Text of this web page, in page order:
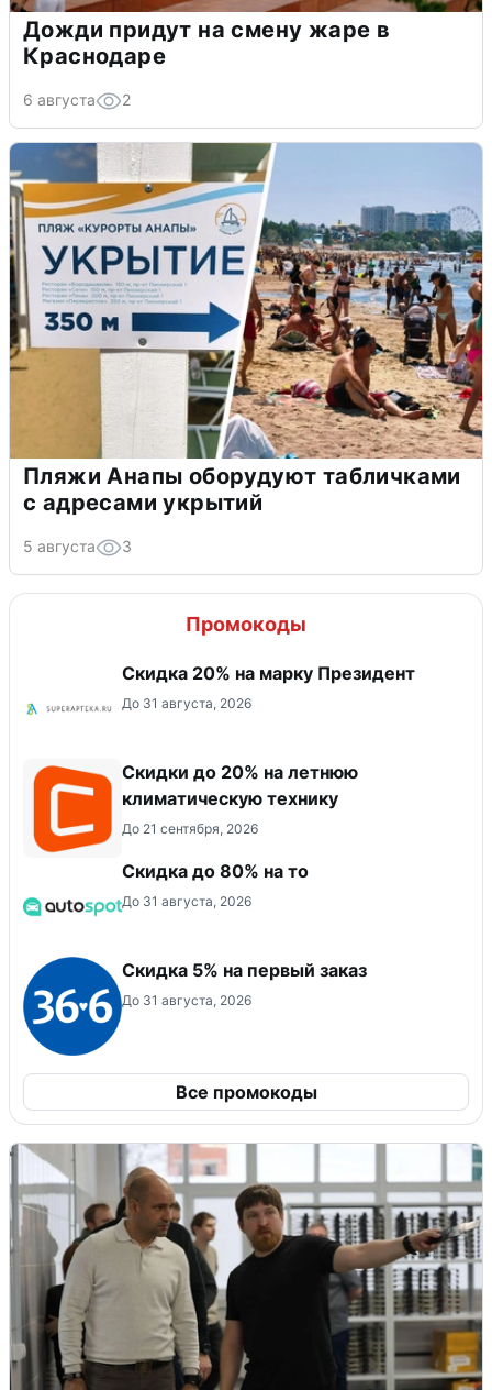
Дожди придут на смену жаре в
Краснодаре
6 августа 2
Пляжи Анапы оборудуют табличками
с адресами укрытий
5 августа 3
Промокоды
Скидка 20% на марку Президент
До 31 августа, 2026
Скидки до 20% на летнюю
климатическую технику
До 21 сентября, 2026
Скидка до 80% на то
До 31 августа, 2026
Скидка 5% на первый заказ
До 31 августа, 2026
Все промокоды